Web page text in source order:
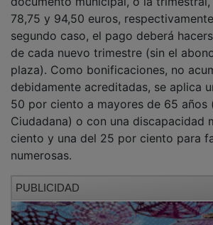
78,75 y 94,50 euros,
segundo caso, el pago deberá
de cada nuevo trimestre (sin el
plaza). Como bonificaciones, no
debidamente acreditadas, se aplica
50 por ciento a mayores de 65 años
Ciudadana) o con una discapacidad
ciento y una del 25 por ciento para
numerosas.